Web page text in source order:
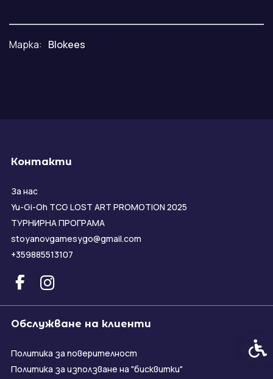
Марка: Blokees
Контакти
За нас
Yu-Gi-Oh TCG LOST ART PROMOTION 2025
ТУРНИРНА ПРОГРАМА
stoyanovgamesygo@gmail.com
+359885513107
Обслужване на клиенти
Политика за поверителност
Политика за използване на "бисквитки"